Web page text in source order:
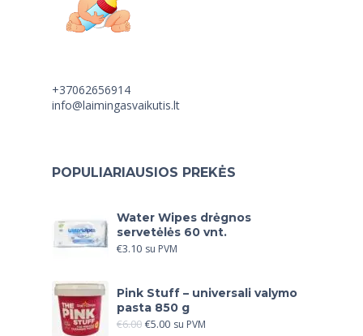
+37062656914
info@laimingasvaikutis.lt
POPULIARIAUSIOS PREKĖS
Water Wipes drėgnos
servetėlės 60 vnt.
€3.10 su PVM
Pink Stuff – universali valymo
pasta 850 g
€6.00 €5.00 su PVM